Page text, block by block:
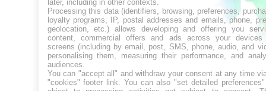
later, including in other contexts.
Processing this data (identifiers, browsing, preferences,
loyalty programs, IP, postal addresses and emails, phone,
geolocation, etc.) allows developing and offering you
content, commercial offers and ads across your devices
screens (including by email, post, SMS, phone, audio, and
personalising them, measuring their performance, and
audiences.
You can "accept all" and withdraw your consent at any time
"cookies" footer link . You can also "set detailed